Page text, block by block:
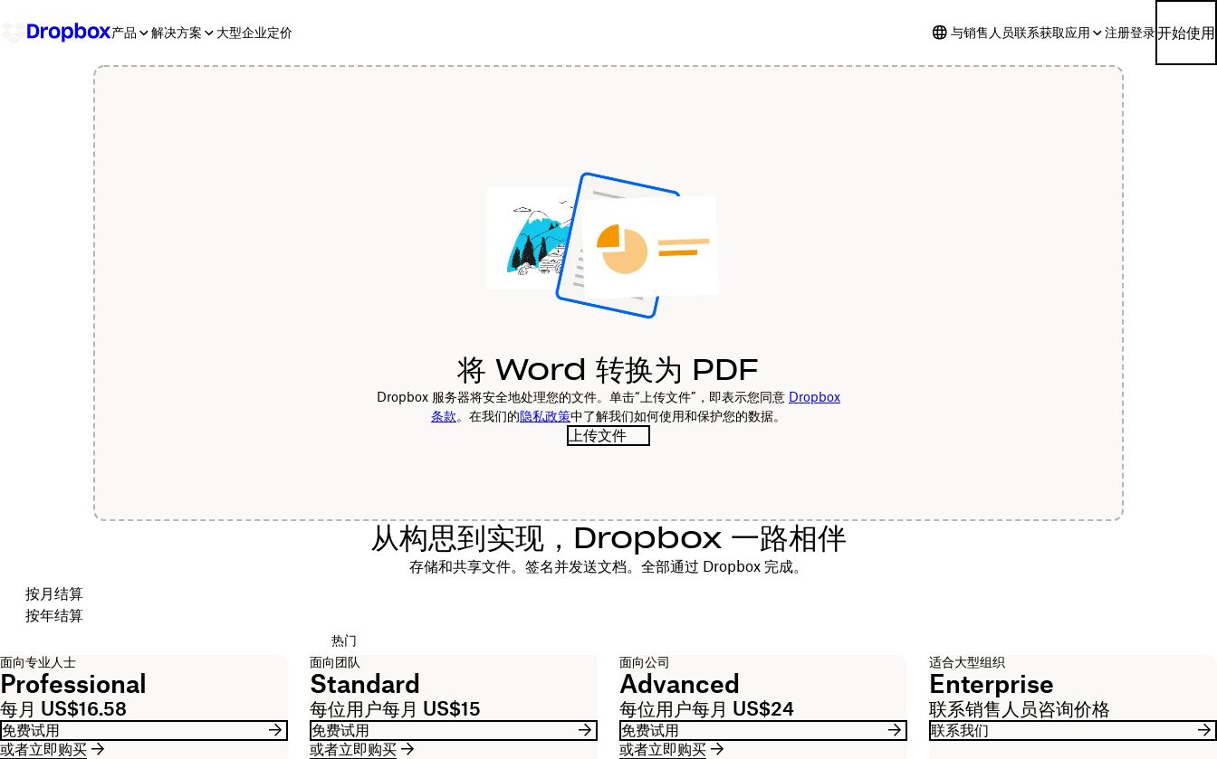
产品 解决方案 大型企业定价 与销售人员联系获取应用 注册登录开始使用
将 Word 转换为 PDF
Dropbox 服务器将安全地处理您的文件。单击“上传文件”，即表示您同意 Dropbox
条款。在我们的隐私政策中了解我们如何使用和保护您的数据。
上传文件
从构思到实现，Dropbox 一路相伴
存储和共享文件。签名并发送文档。全部通过 Dropbox 完成。
选择结算周期
按月结算
按年结算
面向专业人士
Professional
每月 US$16.58
免费试用
或者立即购买
热门
面向团队
Standard
每位用户每月 US$15
免费试用
或者立即购买
面向公司
Advanced
每位用户每月 US$24
免费试用
或者立即购买
适合大型组织
Enterprise
联系销售人员咨询价格
联系我们